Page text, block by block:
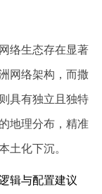
络生态存在显著
网络架构，而撒
具有独立且独特
地理分布，精准
土化下沉。
辑与配置建议